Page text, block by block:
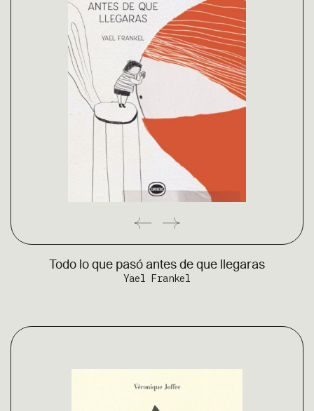
Todo lo que pasó antes de que llegaras
Yael Frankel